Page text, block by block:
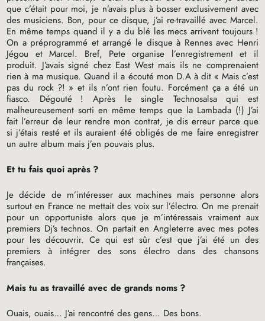
que c’était pour moi, je n’avais plus à bosser exclusivement avec
des musiciens. Bon, pour ce disque, j’ai re-travaillé avec Marcel.
En même temps quand il y a du blé les mecs arrivent toujours !
On a préprogrammé et arrangé le disque à Rennes avec Henri
Jégou et Marcel. Bref, Pete organise l’enregistrement et il
produit. J’avais signé chez East West mais ils ne comprenaient
rien à ma musique. Quand il a écouté mon D.A à dit « Mais c’est
pas du rock ?! » et ils n’ont rien foutu. Forcément ça a été un
fiasco. Dégouté
! Après le single Technosalsa qui est
malheureusement sorti en même temps que la Lambada (!) J’ai
fait l’erreur de leur rendre mon contrat, je dis erreur parce que
si j’étais resté et ils auraient été obligés de me faire enregistrer
un autre album mais j’en pouvais plus.
Et tu fais quoi après ?
Je décide de m’intéresser aux machines mais personne alors
surtout en France ne mettait des voix sur l’électro. On me prenait
pour un opportuniste alors que je m’intéressais vraiment aux
premiers Dj’s technos. On partait en Angleterre avec mes potes
pour les découvrir. Ce qui est sûr c’est que j’ai été un des
premiers à intégrer des sons électro dans des chansons
françaises.
Mais tu as travaillé avec de grands noms ?
Ouais, ouais… J’ai rencontré des gens… Des bons.